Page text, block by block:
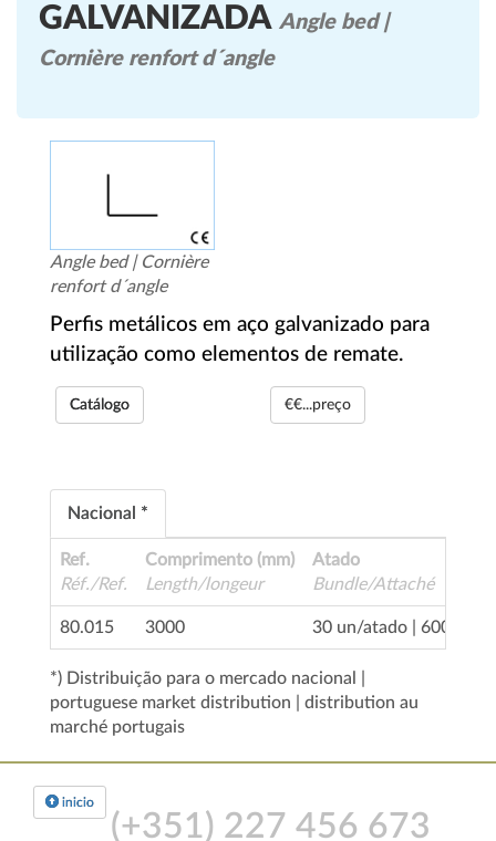
GALVANIZADA Angle bed |
Cornière renfort d´angle
Angle bed | Cornière
renfort d´angle
Perfis metálicos em aço galvanizado para
utilização como elementos de remate.
Catálogo €€...preço
Nacional *
Ref.
Réf./Ref.
Comprimento (mm)
Length/longeur
Atado
Bundle/Attaché
80.015 3000 30 un/atado | 600 un/
*) Distribuição para o mercado nacional |
portuguese market distribution | distribution au
marché portugais
inicio
(+351) 227 456 673